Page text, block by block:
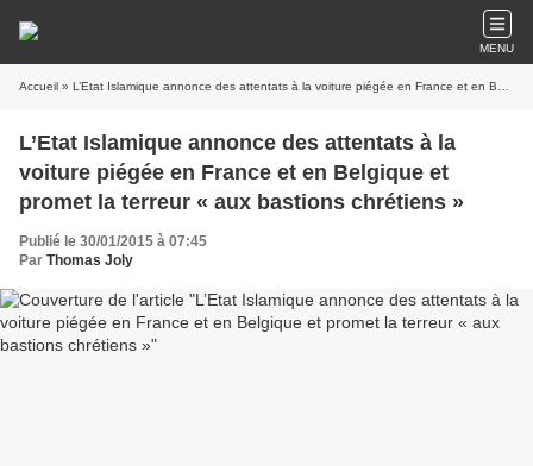
MENU
Accueil » L’Etat Islamique annonce des attentats à la voiture piégée en France et en Belgique et promet la terreur « aux bastions chrétiens »
L’Etat Islamique annonce des attentats à la
voiture piégée en France et en Belgique et
promet la terreur « aux bastions chrétiens »
Publié le 30/01/2015 à 07:45
Par Thomas Joly